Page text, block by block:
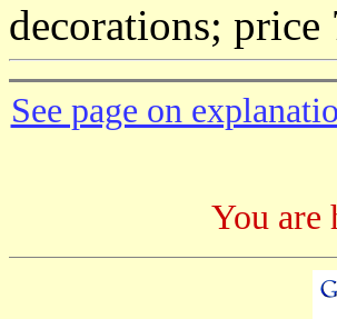
decorations; price
See page on
You are